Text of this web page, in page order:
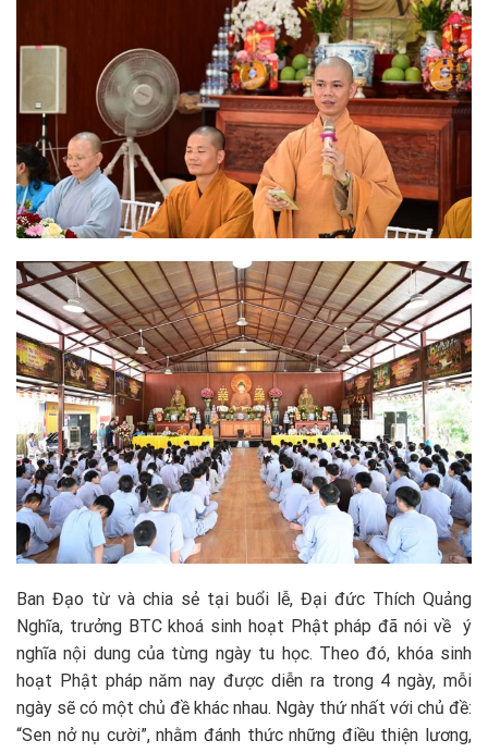
Ban Đạo từ và chia sẻ tại buổi lễ, Đại đức Thích Quảng
Nghĩa, trưởng BTC khoá sinh hoạt Phật pháp đã nói về ý
nghĩa nội dung của từng ngày tu học. Theo đó, khóa sinh
hoạt Phật pháp năm nay được diễn ra trong 4 ngày, mỗi
ngày sẽ có một chủ đề khác nhau. Ngày thứ nhất với chủ đề:
“Sen nở nụ cười”, nhằm đánh thức những điều thiện lương,